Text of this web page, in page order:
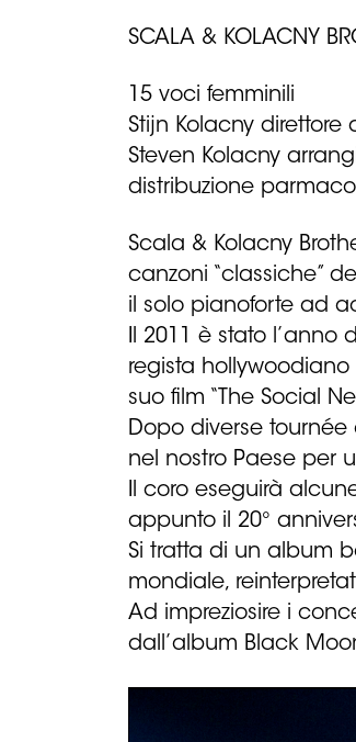
SCALA & KOLACNY
15 voci femminili
Stijn Kolacny direttore
Steven Kolacny
distribuzione
Scala & Kolacny
canzoni “classiche”
il solo pianoforte ad
Il 2011 è stato l’anno
regista
suo film “The Social
Dopo diverse tournée
nel nostro Paese per
Il coro eseguirà
appunto il 20°
Si tratta di un album
mondiale,
Ad impreziosire i
dall’album Black